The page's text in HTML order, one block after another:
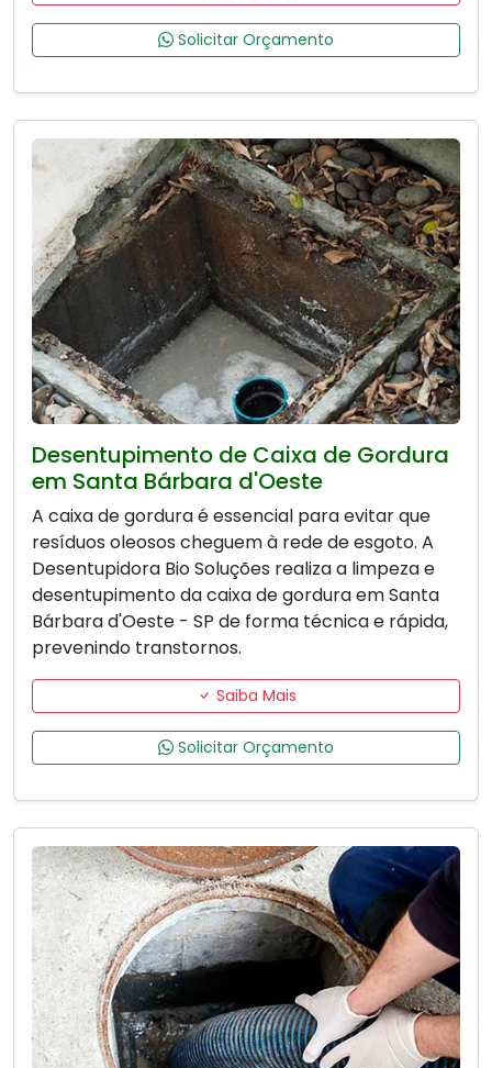
Solicitar Orçamento
Desentupimento de Caixa de Gordura
em Santa Bárbara d'Oeste
A caixa de gordura é essencial para evitar que
resíduos oleosos cheguem à rede de esgoto. A
Desentupidora Bio Soluções realiza a limpeza e
desentupimento da caixa de gordura em Santa
Bárbara d'Oeste - SP de forma técnica e rápida,
prevenindo transtornos.
Saiba Mais
Solicitar Orçamento